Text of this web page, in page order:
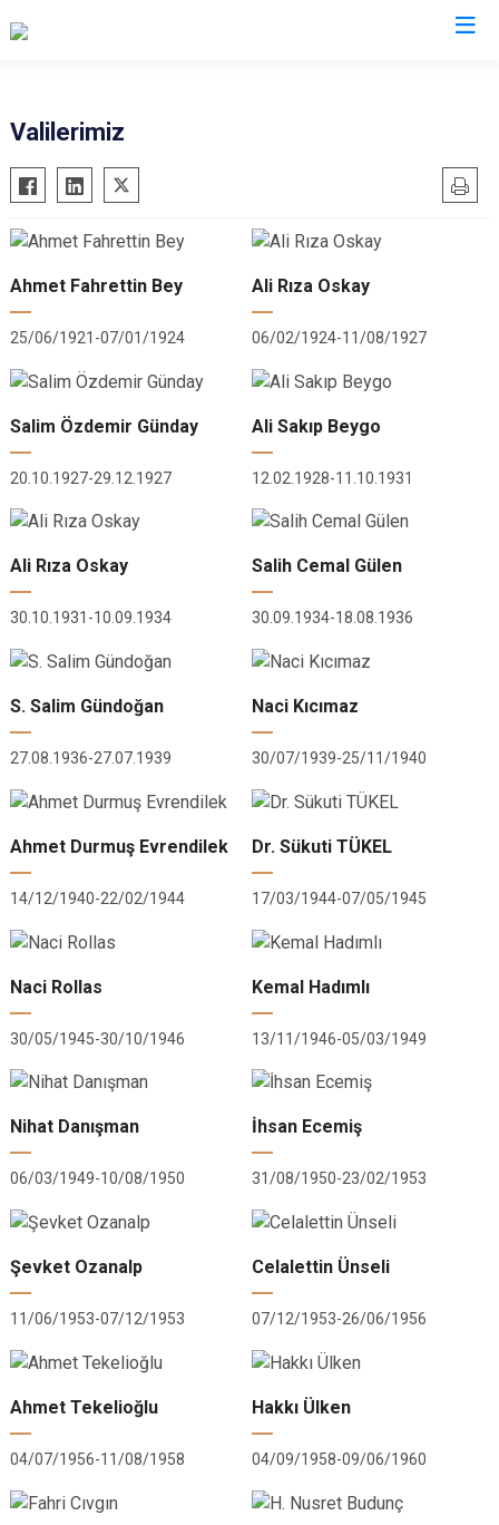
Valilerimiz
Ahmet Fahrettin Bey
25/06/1921-07/01/1924
Ali Rıza Oskay
06/02/1924-11/08/1927
Salim Özdemir Günday
20.10.1927-29.12.1927
Ali Sakıp Beygo
12.02.1928-11.10.1931
Ali Rıza Oskay
30.10.1931-10.09.1934
Salih Cemal Gülen
30.09.1934-18.08.1936
S. Salim Gündoğan
27.08.1936-27.07.1939
Naci Kıcımaz
30/07/1939-25/11/1940
Ahmet Durmuş Evrendilek
14/12/1940-22/02/1944
Dr. Sükuti TÜKEL
17/03/1944-07/05/1945
Naci Rollas
30/05/1945-30/10/1946
Kemal Hadımlı
13/11/1946-05/03/1949
Nihat Danışman
06/03/1949-10/08/1950
İhsan Ecemiş
31/08/1950-23/02/1953
Şevket Ozanalp
11/06/1953-07/12/1953
Celalettin Ünseli
07/12/1953-26/06/1956
Ahmet Tekelioğlu
04/07/1956-11/08/1958
Hakkı Ülken
04/09/1958-09/06/1960